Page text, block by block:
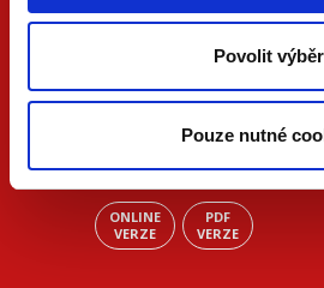
Povolit výběr
Pouze nutné
ONLINE
VERZE
PDF
VERZE